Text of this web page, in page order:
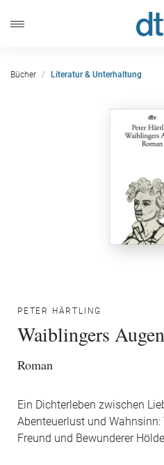
Bücher Literatur & Unterhaltung
PETER HÄRTLING
Waiblingers Augen
Roman
Ein Dichterleben zwischen
Abenteuerlust und
Freund und Bewunderer